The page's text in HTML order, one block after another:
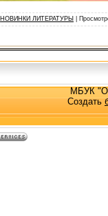
НОВИНКИ ЛИТЕРАТУРЫ |
МБУК
Создать